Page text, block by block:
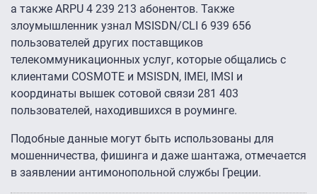
а также ARPU 4 239 213 абонентов. Также
злоумышленник узнал MSISDN/CLI 6 939 656
пользователей других поставщиков
телекоммуникационных услуг, которые общались с
клиентами COSMOTE и MSISDN, IMEI, IMSI и
координаты вышек сотовой связи 281 403
пользователей, находившихся в роуминге.
Подобные данные могут быть использованы для
мошенничества, фишинга и даже шантажа, отмечается
в заявлении антимонопольной службы Греции.